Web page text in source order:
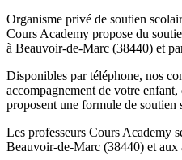
Organisme privé de soutien
Cours Academy propose du
à Beauvoir-de-Marc (38440) et
Disponibles par téléphone, nos
accompagnement de votre
proposent une formule de soutien
Les professeurs Cours Academy
Beauvoir-de-Marc (38440) et aux